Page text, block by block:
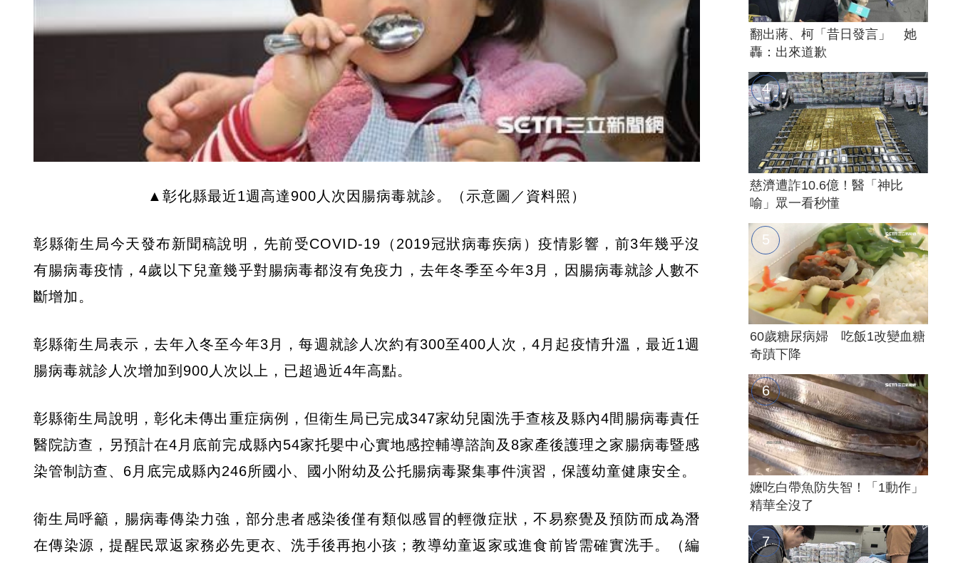
▲彰化縣最近1週高達900人次因腸病毒就診。（示意圖／資料照）
彰縣衛生局今天發布新聞稿說明，先前受COVID-19（2019冠狀病毒疾病）疫情影響，前3年幾乎沒
有腸病毒疫情，4歲以下兒童幾乎對腸病毒都沒有免疫力，去年冬季至今年3月，因腸病毒就診人數不
斷增加。
彰縣衛生局表示，去年入冬至今年3月，每週就診人次約有300至400人次，4月起疫情升溫，最近1週
腸病毒就診人次增加到900人次以上，已超過近4年高點。
彰縣衛生局說明，彰化未傳出重症病例，但衛生局已完成347家幼兒園洗手查核及縣內4間腸病毒責任
醫院訪查，另預計在4月底前完成縣內54家托嬰中心實地感控輔導諮詢及8家產後護理之家腸病毒暨感
染管制訪查、6月底完成縣內246所國小、國小附幼及公托腸病毒聚集事件演習，保護幼童健康安全。
衛生局呼籲，腸病毒傳染力強，部分患者感染後僅有類似感冒的輕微症狀，不易察覺及預防而成為潛
在傳染源，提醒民眾返家務必先更衣、洗手後再抱小孩；教導幼童返家或進食前皆需確實洗手。（編
翻出蔣、柯「昔日發言」 她
轟：出來道歉
慈濟遭詐10.6億！醫「神比
喻」眾一看秒懂
60歲糖尿病婦 吃飯1改變血糖
奇蹟下降
嬤吃白帶魚防失智！「1動作」
精華全沒了